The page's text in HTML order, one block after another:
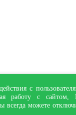
с
работу с сайтом,
всегда можете